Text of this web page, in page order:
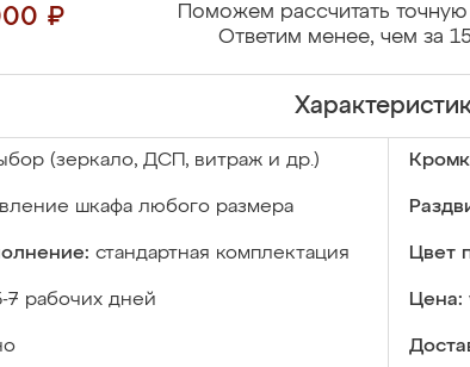
₽
Поможем рассчитать точную
Ответим менее, чем за
(зеркало, ДСП, витраж и др.)
шкафа любого размера
стандартная комплектация Цвет
7 рабочих дней Цена: